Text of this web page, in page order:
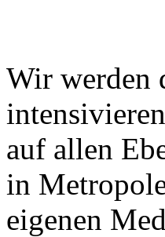
Wir werden
auf allen
in
eigenen